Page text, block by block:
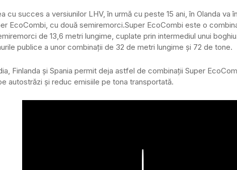
cu succes a versiunilor LHV, în urmă cu peste 15 ani, în Olanda va
EcoCombi, cu două semiremorci.Super EcoCombi este o
de 13,6 metri lungime, cuplate prin intermediul unui
publice a unor combinații de 32 de metri lungime și 72 de tone.
Finlanda și Spania permit deja astfel de combinații Super
autostrăzi și reduc emisiile pe tona transportată.